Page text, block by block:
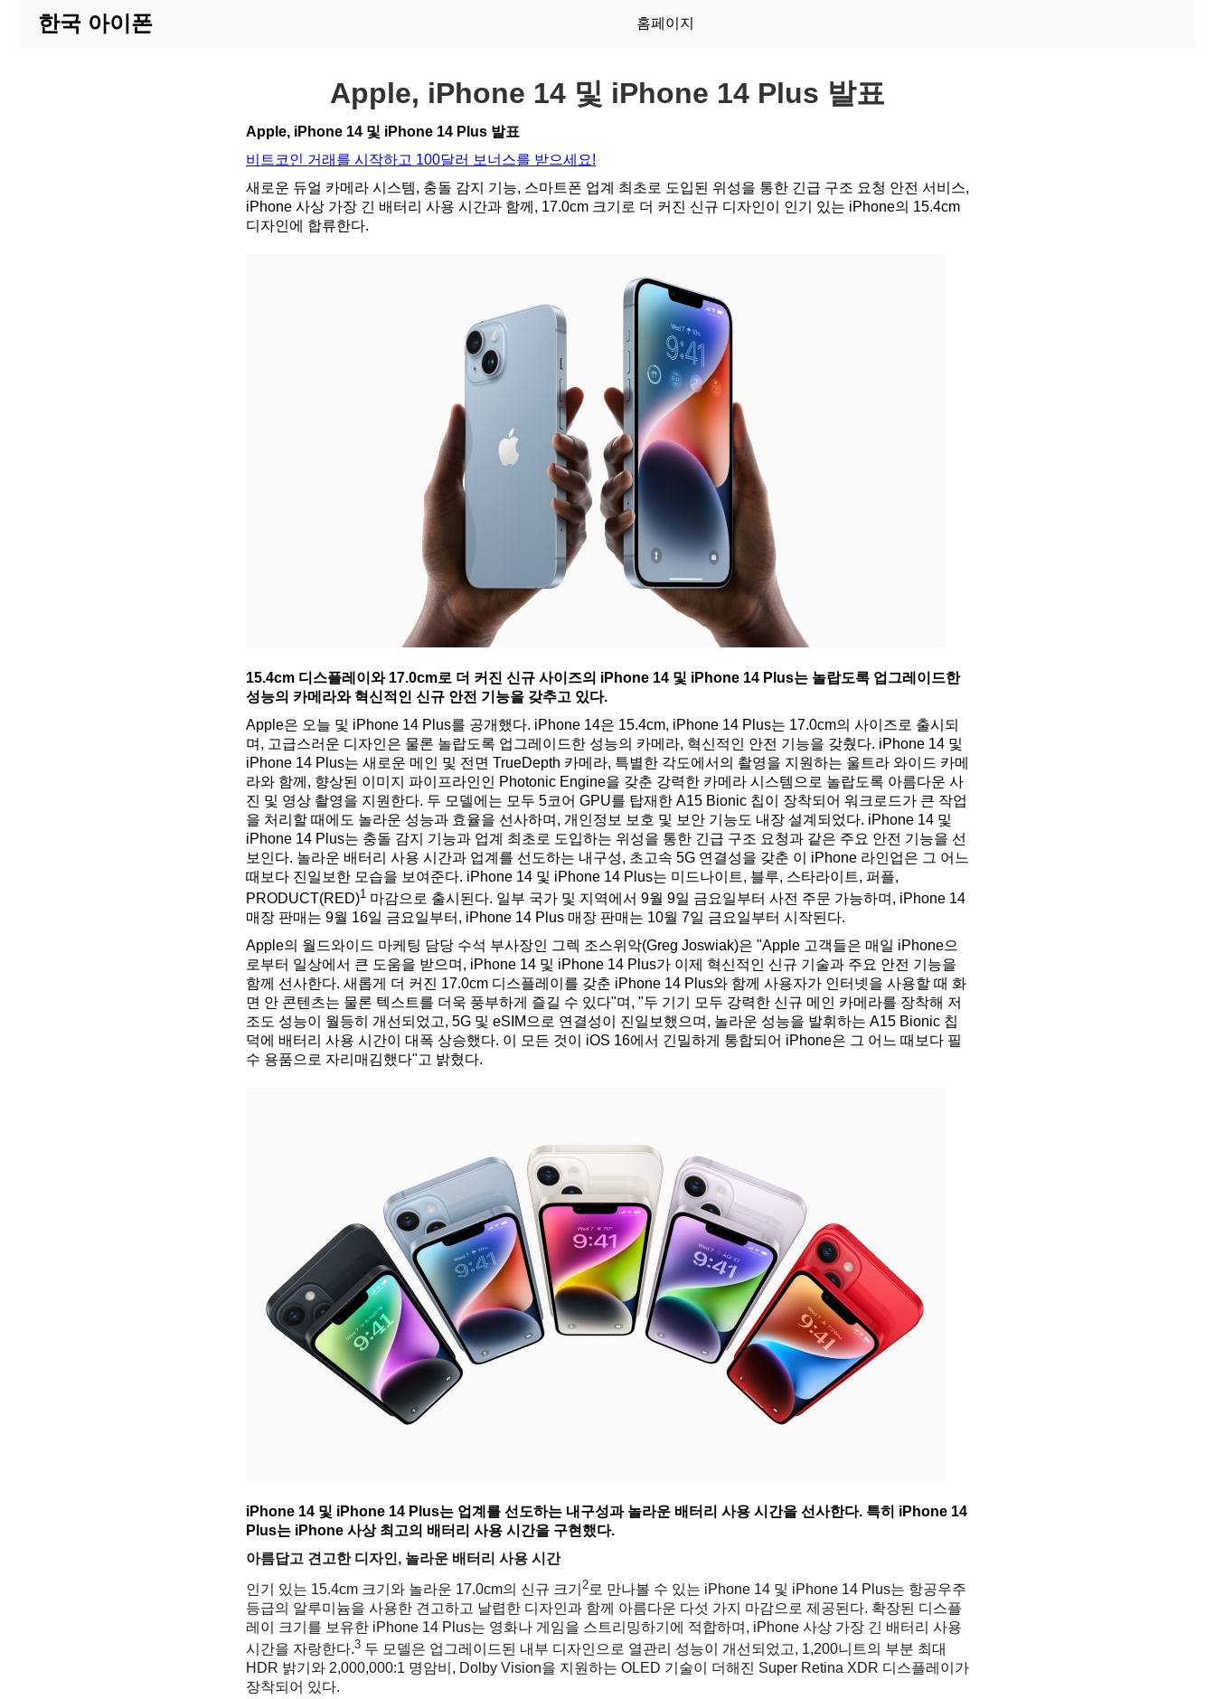
한국 아이폰 홈페이지
Apple, iPhone 14 및 iPhone 14 Plus 발표
Apple, iPhone 14 및 iPhone 14 Plus 발표
비트코인 거래를 시작하고 100달러 보너스를 받으세요!
새로운 듀얼 카메라 시스템, 충돌 감지 기능, 스마트폰 업계 최초로 도입된 위성을 통한 긴급 구조 요청 안전 서비스,
iPhone 사상 가장 긴 배터리 사용 시간과 함께, 17.0cm 크기로 더 커진 신규 디자인이 인기 있는 iPhone의 15.4cm
디자인에 합류한다.
15.4cm 디스플레이와 17.0cm로 더 커진 신규 사이즈의 iPhone 14 및 iPhone 14 Plus는 놀랍도록 업그레이드한
성능의 카메라와 혁신적인 신규 안전 기능을 갖추고 있다.
Apple은 오늘 및 iPhone 14 Plus를 공개했다. iPhone 14은 15.4cm, iPhone 14 Plus는 17.0cm의 사이즈로 출시되
며, 고급스러운 디자인은 물론 놀랍도록 업그레이드한 성능의 카메라, 혁신적인 안전 기능을 갖췄다. iPhone 14 및
iPhone 14 Plus는 새로운 메인 및 전면 TrueDepth 카메라, 특별한 각도에서의 촬영을 지원하는 울트라 와이드 카메
라와 함께, 향상된 이미지 파이프라인인 Photonic Engine을 갖춘 강력한 카메라 시스템으로 놀랍도록 아름다운 사
진 및 영상 촬영을 지원한다. 두 모델에는 모두 5코어 GPU를 탑재한 A15 Bionic 칩이 장착되어 워크로드가 큰 작업
을 처리할 때에도 놀라운 성능과 효율을 선사하며, 개인정보 보호 및 보안 기능도 내장 설계되었다. iPhone 14 및
iPhone 14 Plus는 충돌 감지 기능과 업계 최초로 도입하는 위성을 통한 긴급 구조 요청과 같은 주요 안전 기능을 선
보인다. 놀라운 배터리 사용 시간과 업계를 선도하는 내구성, 초고속 5G 연결성을 갖춘 이 iPhone 라인업은 그 어느
때보다 진일보한 모습을 보여준다. iPhone 14 및 iPhone 14 Plus는 미드나이트, 블루, 스타라이트, 퍼플,
PRODUCT(RED)1 마감으로 출시된다. 일부 국가 및 지역에서 9월 9일 금요일부터 사전 주문 가능하며, iPhone 14
매장 판매는 9월 16일 금요일부터, iPhone 14 Plus 매장 판매는 10월 7일 금요일부터 시작된다.
Apple의 월드와이드 마케팅 담당 수석 부사장인 그렉 조스위악(Greg Joswiak)은 "Apple 고객들은 매일 iPhone으
로부터 일상에서 큰 도움을 받으며, iPhone 14 및 iPhone 14 Plus가 이제 혁신적인 신규 기술과 주요 안전 기능을
함께 선사한다. 새롭게 더 커진 17.0cm 디스플레이를 갖춘 iPhone 14 Plus와 함께 사용자가 인터넷을 사용할 때 화
면 안 콘텐츠는 물론 텍스트를 더욱 풍부하게 즐길 수 있다"며, "두 기기 모두 강력한 신규 메인 카메라를 장착해 저
조도 성능이 월등히 개선되었고, 5G 및 eSIM으로 연결성이 진일보했으며, 놀라운 성능을 발휘하는 A15 Bionic 칩
덕에 배터리 사용 시간이 대폭 상승했다. 이 모든 것이 iOS 16에서 긴밀하게 통합되어 iPhone은 그 어느 때보다 필
수 용품으로 자리매김했다"고 밝혔다.
iPhone 14 및 iPhone 14 Plus는 업계를 선도하는 내구성과 놀라운 배터리 사용 시간을 선사한다. 특히 iPhone 14
Plus는 iPhone 사상 최고의 배터리 사용 시간을 구현했다.
아름답고 견고한 디자인, 놀라운 배터리 사용 시간
인기 있는 15.4cm 크기와 놀라운 17.0cm의 신규 크기 2 로 만나볼 수 있는 iPhone 14 및 iPhone 14 Plus는 항공우주
등급의 알루미늄을 사용한 견고하고 날렵한 디자인과 함께 아름다운 다섯 가지 마감으로 제공된다. 확장된 디스플
레이 크기를 보유한 iPhone 14 Plus는 영화나 게임을 스트리밍하기에 적합하며, iPhone 사상 가장 긴 배터리 사용
시간을 자랑한다.3 두 모델은 업그레이드된 내부 디자인으로 열관리 성능이 개선되었고, 1,200니트의 부분 최대
HDR 밝기와 2,000,000:1 명암비, Dolby Vision을 지원하는 OLED 기술이 더해진 Super Retina XDR 디스플레이가
장착되어 있다.